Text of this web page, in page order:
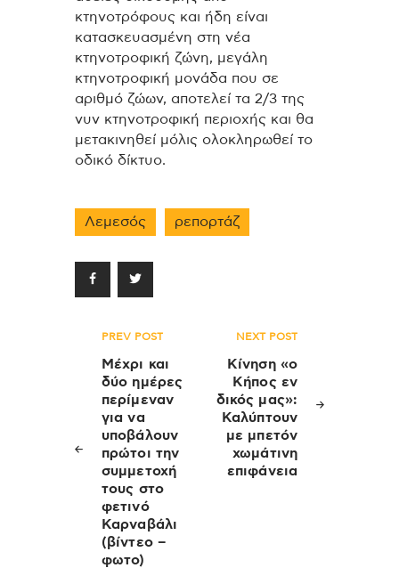
κτηνοτρόφους και ήδη είναι
κατασκευασμένη στη νέα
κτηνοτροφική ζώνη, μεγάλη
κτηνοτροφική μονάδα που σε
αριθμό ζώων, αποτελεί τα 2/3 της
νυν κτηνοτροφική περιοχής και θα
μετακινηθεί μόλις ολοκληρωθεί το
οδικό δίκτυο.
Λεμεσός ρεπορτάζ
Πλοήγηση
άρθρων
PREV POST
Μέχρι και
δύο ημέρες
περίμεναν
για να
υποβάλουν
πρώτοι την
συμμετοχή
τους στο
φετινό
Καρναβάλι
(βίντεο –
φωτο)
NEXT POST
Κίνηση «ο
Κήπος εν
δικός μας»:
Καλύπτουν
με μπετόν
χωμάτινη
επιφάνεια